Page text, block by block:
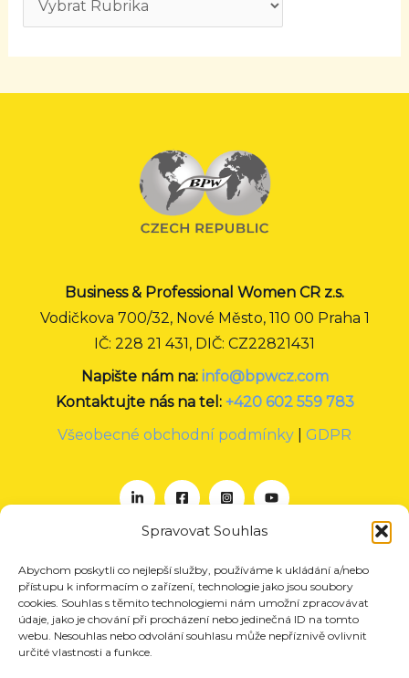
Spravovat Souhlas
Abychom poskytli co nejlepší služby, používáme k ukládání a/nebo
přístupu k informacím o zařízení, technologie jako jsou soubory
cookies. Souhlas s těmito technologiemi nám umožní zpracovávat
údaje, jako je chování při procházení nebo jedinečná ID na tomto
webu. Nesouhlas nebo odvolání souhlasu může nepříznivě ovlivnit
určité vlastnosti a funkce.
Business & Professional Women CR z.s.
Vodičkova 700/32, Nové Město, 110 00 Praha 1
IČ: 228 21 431, DIČ: CZ22821431
Napište nám na: info@bpwcz.com
Kontaktujte nás na tel: +420 602 559 783
Všeobecné obchodní podmínky
GDPR
O nás
Projekty
Členství